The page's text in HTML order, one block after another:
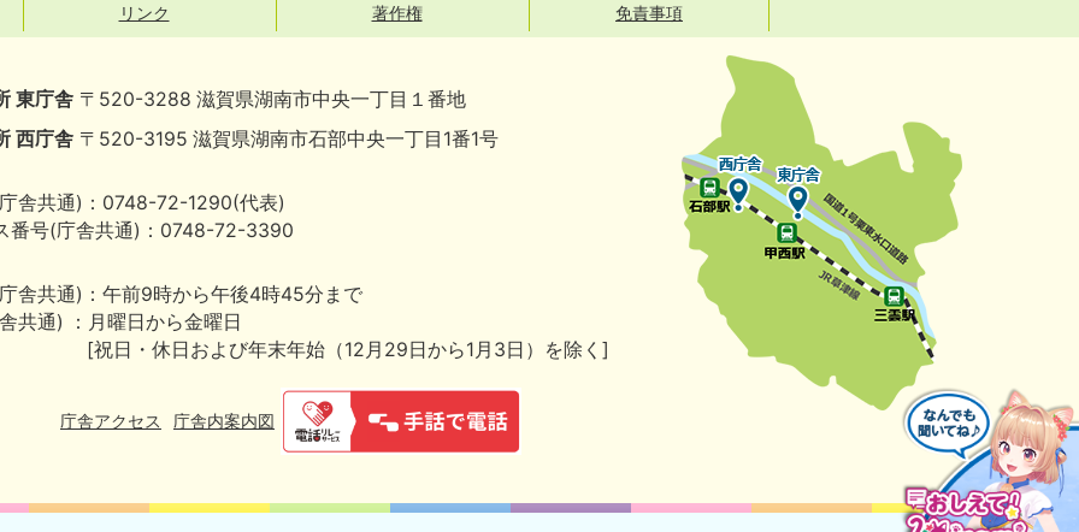
リンク 著作権 免責事項
東庁舎 〒520-3288 滋賀県湖南市中央一丁目１番地
西庁舎 〒520-3195 滋賀県湖南市石部中央一丁目1番1号
舎共通)：0748-72-1290(代表)
番号(庁舎共通)：0748-72-3390
舎共通)：午前9時から午後4時45分まで
共通) ：月曜日から金曜日
[祝日・休日および年末年始（12月29日から1月3日）を除く]
庁舎アクセス 庁舎内案内図